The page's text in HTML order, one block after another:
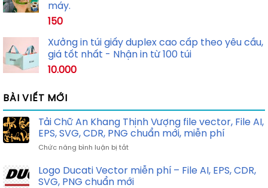
máy.
150
Xưởng in túi giấy duplex cao cấp theo yêu cầu,
giá tốt nhất - Nhận in từ 100 túi
10.000
BÀI VIẾT MỚI
Tải Chữ An Khang Thịnh Vượng file vector, File AI,
EPS, SVG, CDR, PNG chuẩn mới, miễn phí
Chức năng bình luận bị tắtở
Chữ
An
Logo Ducati Vector miễn phí – File AI, EPS, CDR,
SVG, PNG chuẩn mới